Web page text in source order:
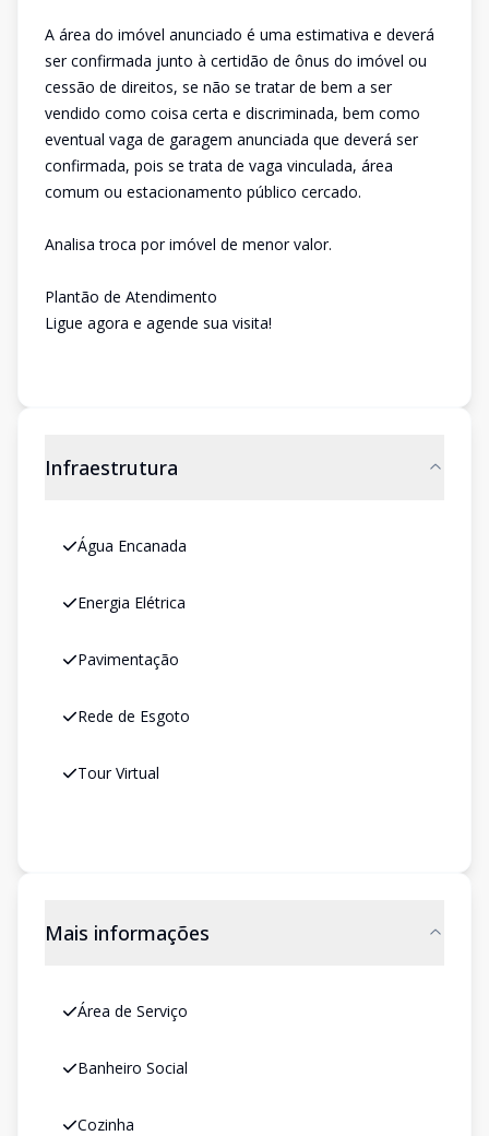
A área do imóvel anunciado é uma estimativa e deverá
ser confirmada junto à certidão de ônus do imóvel ou
cessão de direitos, se não se tratar de bem a ser
vendido como coisa certa e discriminada, bem como
eventual vaga de garagem anunciada que deverá ser
confirmada, pois se trata de vaga vinculada, área
comum ou estacionamento público cercado.
Analisa troca por imóvel de menor valor.
Plantão de Atendimento
Ligue agora e agende sua visita!
Infraestrutura
Água Encanada
Energia Elétrica
Pavimentação
Rede de Esgoto
Tour Virtual
Mais informações
Área de Serviço
Banheiro Social
Cozinha